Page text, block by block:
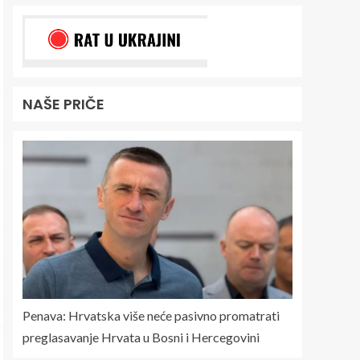
NAŠE PRIČE
Penava: Hrvatska više neće pasivno promatrati
preglasavanje Hrvata u Bosni i Hercegovini